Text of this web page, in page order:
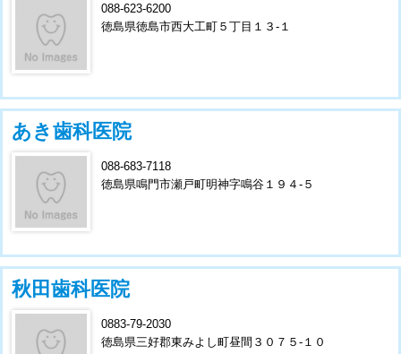
088-623-6200
徳島県徳島市西大工町５丁目１３-１
あき歯科医院
088-683-7118
徳島県鳴門市瀬戸町明神字鳴谷１９４-５
秋田歯科医院
0883-79-2030
徳島県三好郡東みよし町昼間３０７５-１０